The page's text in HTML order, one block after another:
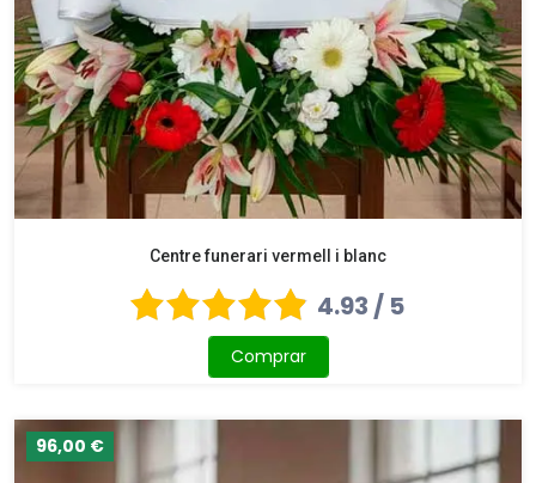
Centre funerari vermell i blanc
4.93 / 5
Comprar
96,00 €